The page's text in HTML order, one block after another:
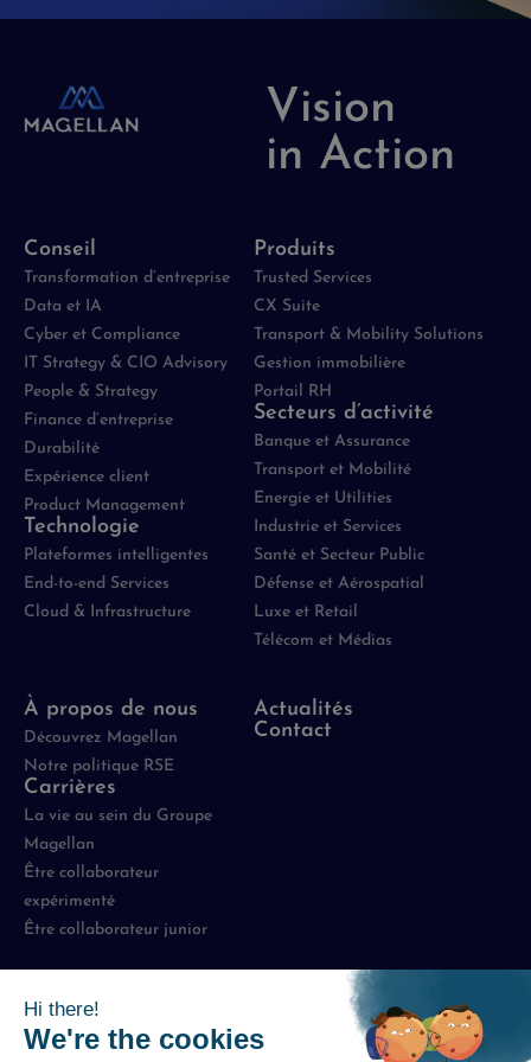
Vision
in Action
Conseil
Transformation d’entreprise
Data et IA
Cyber et Compliance
IT Strategy & CIO Advisory
People & Strategy
Finance d’entreprise
Durabilité
Expérience client
Product Management
Technologie
Plateformes intelligentes
End-to-end Services
Cloud & Infrastructure
Produits
Trusted Services
CX Suite
Transport & Mobility Solutions
Gestion immobilière
Portail RH
Secteurs d’activité
Banque et Assurance
Transport et Mobilité
Energie et Utilities
Industrie et Services
Santé et Secteur Public
Défense et Aérospatial
Luxe et Retail
Télécom et Médias
À propos de nous
Découvrez Magellan
Notre politique RSE
Carrières
La vie au sein du Groupe
Magellan
Être collaborateur
expérimenté
Être collaborateur junior
Actualités
Contact